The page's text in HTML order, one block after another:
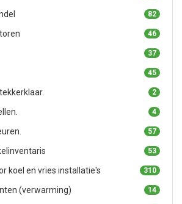
82
46
37
45
2
4
57
53
koel en vries installatie's 310
(verwarming) 14